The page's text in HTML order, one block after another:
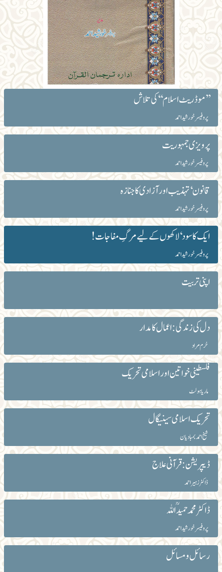
’’موڈریٹ اسلام‘‘کی تلاش
پروفیسر خورشید احمد
پرویزی جمہوریت
پروفیسر خورشید احمد
قانون‘ تہذیب اور آزادی کا جنازہ
پروفیسر خورشید احمد
ایک کا سود ‘ لاکھوں کے لیے مرگِ مفاجات!
پروفیسر خورشید احمد
اپنی تربیت
دل کی زندگی: اعمال کا مدار
خرم مراد
فلسطینی خواتین اور اسلامی تحریک
ماریا ہولٹ
تحریک اسلامی سینیگال
شیخ احمد بمبادیان
ڈیپریشن : قرآنی علاج
ڈاکٹر زہیر احمد
ڈاکٹر محمد حمیدؒاللہ
پروفیسر خورشید احمد
رسائل و مسائل